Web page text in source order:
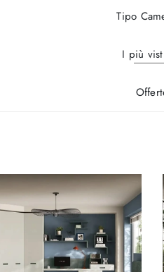
Tipo
I più